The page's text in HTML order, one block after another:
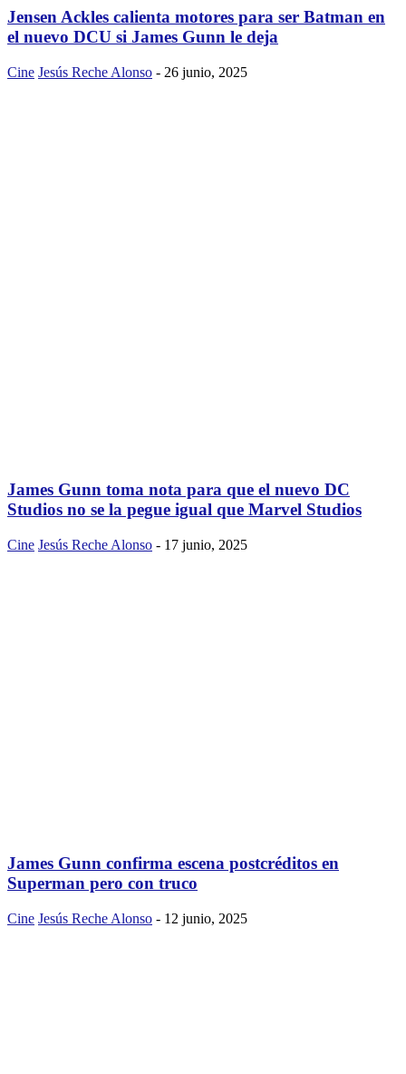
Jensen Ackles calienta motores para ser Batman en
el nuevo DCU si James Gunn le deja
Cine Jesús Reche Alonso - 26 junio, 2025
James Gunn toma nota para que el nuevo DC
Studios no se la pegue igual que Marvel Studios
Cine Jesús Reche Alonso - 17 junio, 2025
James Gunn confirma escena postcréditos en
Superman pero con truco
Cine Jesús Reche Alonso - 12 junio, 2025